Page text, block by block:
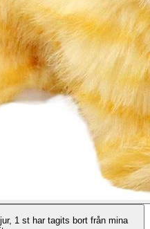
1 st har tagits bort från mina